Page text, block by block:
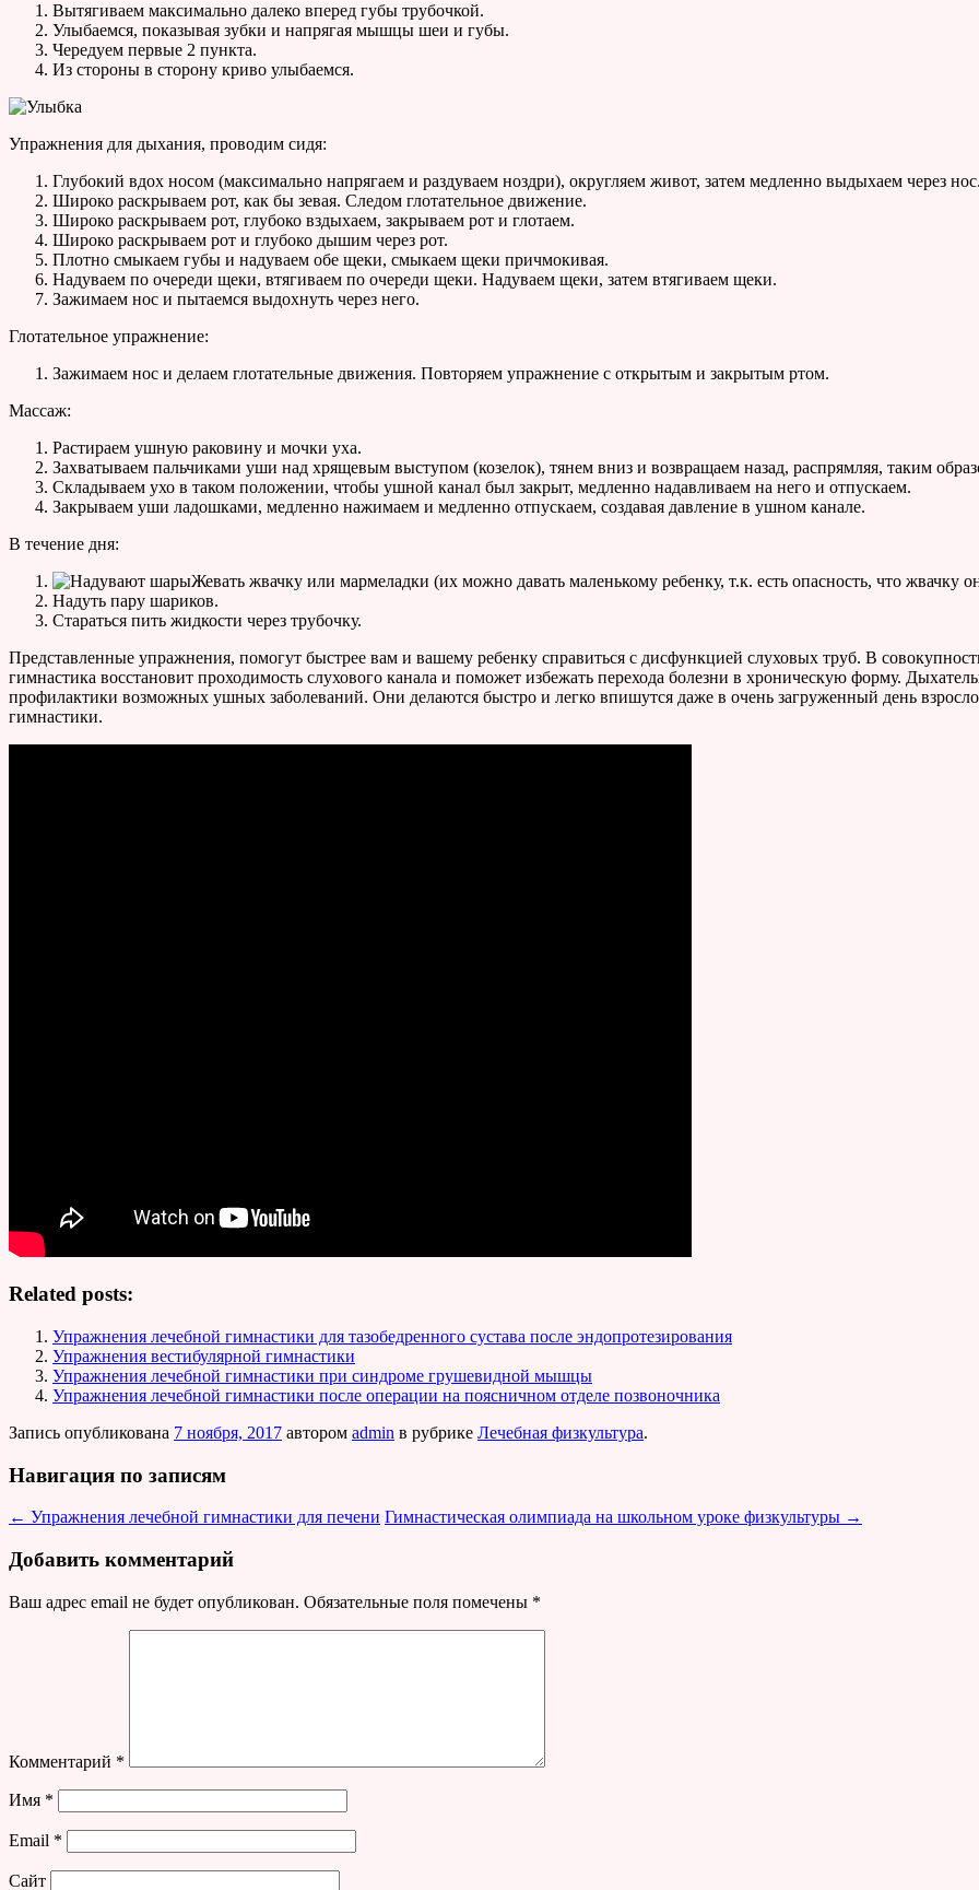
Вытягиваем максимально далеко вперед губы трубочкой.
Улыбаемся, показывая зубки и напрягая мышцы шеи и губы.
Чередуем первые 2 пункта.
Из стороны в сторону криво улыбаемся.
Упражнения для дыхания, проводим сидя:
Глубокий вдох носом (максимально напрягаем и раздуваем ноздри), округляем живот, затем медленно выдыхаем через
Широко раскрываем рот, как бы зевая. Следом глотательное движение.
Широко раскрываем рот, глубоко вздыхаем, закрываем рот и глотаем.
Широко раскрываем рот и глубоко дышим через рот.
Плотно смыкаем губы и надуваем обе щеки, смыкаем щеки причмокивая.
Надуваем по очереди щеки, втягиваем по очереди щеки. Надуваем щеки, затем втягиваем щеки.
Зажимаем нос и пытаемся выдохнуть через него.
Глотательное упражнение:
Зажимаем нос и делаем глотательные движения. Повторяем упражнение с открытым и закрытым ртом.
Массаж:
Растираем ушную раковину и мочки уха.
Захватываем пальчиками уши над хрящевым выступом (козелок), тянем вниз и возвращаем назад, распрямляя, таким
Складываем ухо в таком положении, чтобы ушной канал был закрыт, медленно надавливаем на него и отпускаем.
Закрываем уши ладошками, медленно нажимаем и медленно отпускаем, создавая давление в ушном канале.
В течение дня:
Жевать жвачку или мармеладки (их можно давать маленькому ребенку, т.к. есть опасность, что жвачку
Надуть пару шариков.
Стараться пить жидкости через трубочку.
Представленные упражнения, помогут быстрее вам и вашему ребенку справиться с дисфункцией слуховых труб. В
гимнастика восстановит проходимость слухового канала и поможет избежать перехода болезни в хроническую форму.
профилактики возможных ушных заболеваний. Они делаются быстро и легко впишутся даже в очень загруженный день
гимнастики.
Related posts:
Упражнения лечебной гимнастики для тазобедренного сустава после эндопротезирования
Упражнения вестибулярной гимнастики
Упражнения лечебной гимнастики при синдроме грушевидной мышцы
Упражнения лечебной гимнастики после операции на поясничном отделе позвоночника
Запись опубликована 7 ноября, 2017 автором admin в рубрике Лечебная физкультура.
Навигация по записям
← Упражнения лечебной гимнастики для печени Гимнастическая олимпиада на школьном уроке физкультуры →
Добавить комментарий
Ваш адрес email не будет опубликован. Обязательные поля помечены *
Комментарий *
Имя *
Email *
Сайт